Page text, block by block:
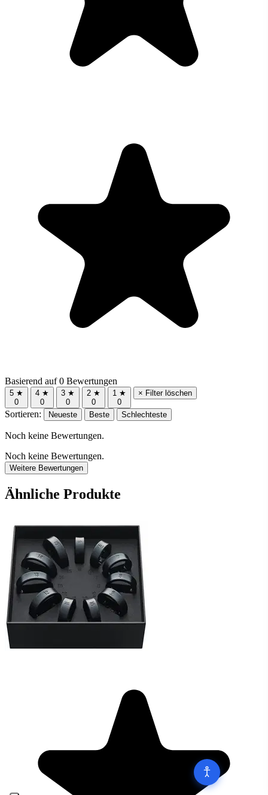
Basierend auf 0 Bewertungen
5 ★
0
4 ★
0
3 ★
0
2 ★
0
1 ★
0
× Filter löschen
Sortieren: Neueste Beste Schlechteste
Noch keine Bewertungen.
Noch keine Bewertungen.
Weitere Bewertungen
Ähnliche Produkte